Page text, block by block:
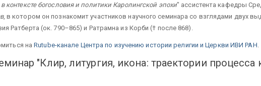
контексте богословия и политики Каролингской эпохи" ассистента кафедры
, в котором он познакомит участников научного семинара со взглядами двух
Ратберта (ок. 790–865) и Ратрамна из Корби († после 868).
наRutube-канале Центра по изучению истории религии и Церкви ИВИ РАН.
"Клир, литургия, икона: траектории